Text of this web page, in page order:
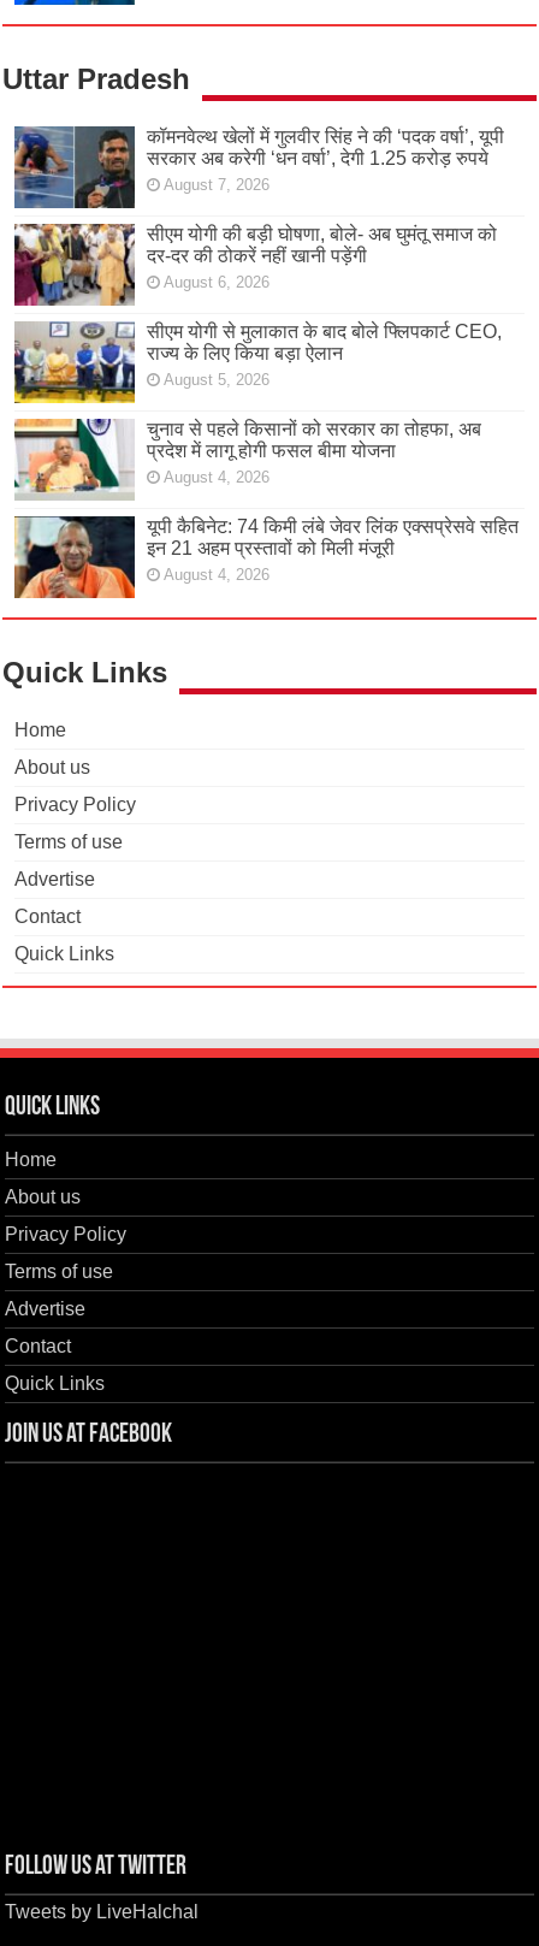
Uttar Pradesh
कॉमनवेल्थ खेलों में गुलवीर सिंह ने की ‘पदक वर्षा’, यूपी
सरकार अब करेगी ‘धन वर्षा’, देगी 1.25 करोड़ रुपये
August 7, 2026
सीएम योगी की बड़ी घोषणा, बोले- अब घुमंतू समाज को
दर-दर की ठोकरें नहीं खानी पड़ेंगी
August 6, 2026
सीएम योगी से मुलाकात के बाद बोले फ्लिपकार्ट CEO,
राज्य के लिए किया बड़ा ऐलान
August 5, 2026
चुनाव से पहले किसानों को सरकार का तोहफा, अब
प्रदेश में लागू होगी फसल बीमा योजना
August 4, 2026
यूपी कैबिनेट: 74 किमी लंबे जेवर लिंक एक्सप्रेसवे सहित
इन 21 अहम प्रस्तावों को मिली मंजूरी
August 4, 2026
Quick Links
Home
About us
Privacy Policy
Terms of use
Advertise
Contact
Quick Links
Quick Links
Home
About us
Privacy Policy
Terms of use
Advertise
Contact
Quick Links
Join us at Facebook
Follow us at Twitter
Tweets by LiveHalchal